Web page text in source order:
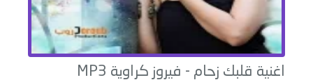
اغنية قلبك زحام - فيروز كراوية